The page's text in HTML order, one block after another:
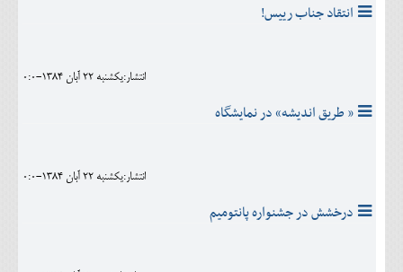
انتقاد جناب رييس!
انتشار:يکشنبه 22 آبان 1384-0:0
« طريق انديشه» در نمايشگاه
انتشار:يکشنبه 22 آبان 1384-0:0
درخشش در جشنواره پانتوميم